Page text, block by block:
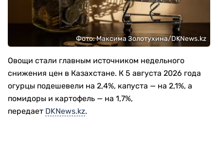
Фото: Максима Золотухина/DKNews.kz
Овощи стали главным источником недельного
снижения цен в Казахстане. К 5 августа 2026 года
огурцы подешевели на 2,4%, капуста — на 2,1%, а
помидоры и картофель — на 1,7%,
передает DKNews.kz.